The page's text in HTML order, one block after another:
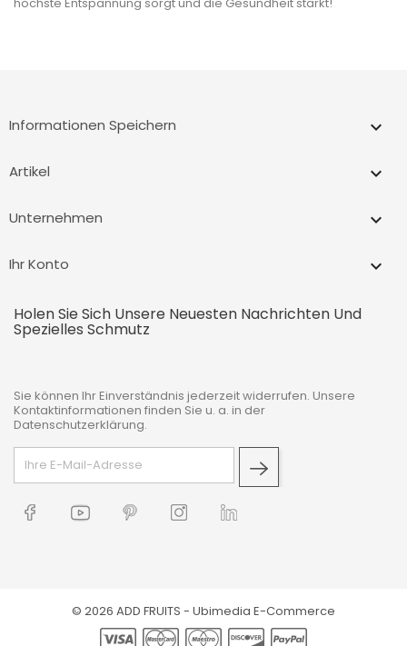
höchste Entspannung sorgt und die Gesundheit stärkt!
Informationen Speichern keyboard_arrow_down
Artikel 
Unternehmen 
Ihr Konto 
Holen Sie Sich Unsere Neuesten Nachrichten Und
Spezielles Schmutz
Sie können Ihr Einverständnis jederzeit widerrufen. Unsere
Kontaktinformationen finden Sie u. a. in der
Datenschutzerklärung.
© 2026 ADD FRUITS - Ubimedia E-Commerce